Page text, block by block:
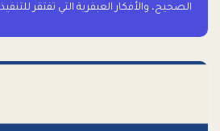
الصحيح، والأفكار العبقرية التي تفتقر